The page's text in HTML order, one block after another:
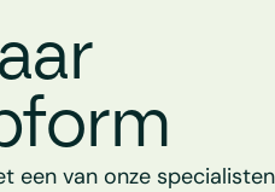
een van onze